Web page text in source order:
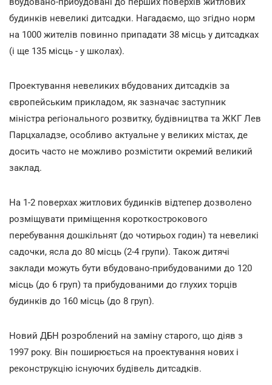
будинків невеликі дитсадки. Нагадаємо, що згідно норм
на 1000 жителів повинно припадати 38 місць у дитсадках
(і ще 135 місць - у школах).
Проектування невеликих вбудованих дитсадків за
європейським прикладом, як зазначає заступник
міністра регіонального розвитку, будівництва та ЖКГ Лев
Парцхаладзе, особливо актуальне у великих містах, де
досить часто не можливо розмістити окремий великий
заклад.
На 1-2 поверхах житлових будинків відтепер дозволено
розміщувати приміщення короткострокового
перебування дошкільнят (до чотирьох годин) та невеликі
садочки, ясла до 80 місць (2-4 групи). Також дитячі
заклади можуть бути вбудовано-прибудованими до 120
місць (до 6 груп) та прибудованими до глухих торців
будинків до 160 місць (до 8 груп).
Новий ДБН розроблений на заміну старого, що діяв з
1997 року. Він поширюється на проектування нових і
реконструкцію існуючих будівель дитсадків.